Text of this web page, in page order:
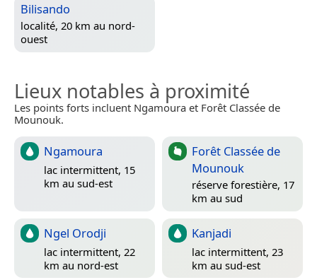
Bilisando
localité, 20 km au nord-
ouest
Lieux notables à proximité
Les points forts incluent Ngamoura et Forêt Classée de
Mounouk.
Ngamoura
lac intermittent, 15
km au sud-est
Forêt Classée de
Mounouk
réserve forestière, 17
km au sud
Ngel Orodji
lac intermittent, 22
km au nord-est
Kanjadi
lac intermittent, 23
km au sud-est